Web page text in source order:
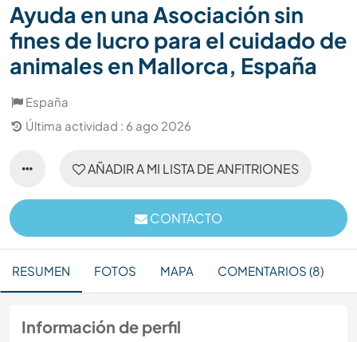
Ayuda en una Asociación sin
fines de lucro para el cuidado de
animales en Mallorca, España
España
Última actividad : 6 ago 2026
AÑADIR A MI LISTA DE ANFITRIONES
CONTACTO
RESUMEN FOTOS MAPA COMENTARIOS (8)
Información de perfil